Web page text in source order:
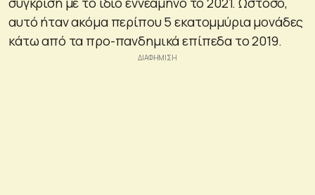
αυτό ήταν ακόμα περίπου 5 εκατομμύρια μονάδες
κάτω από τα προ-πανδημικά επίπεδα το 2019.